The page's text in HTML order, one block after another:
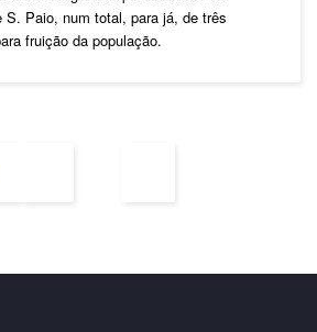
S. Paio, num total, para já, de três
fruição da população.